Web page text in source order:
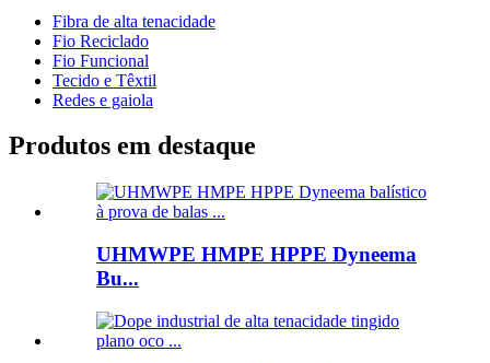
Fibra de alta tenacidade
Fio Reciclado
Fio Funcional
Tecido e Têxtil
Redes e gaiola
Produtos em destaque
UHMWPE HMPE HPPE Dyneema
Bu...